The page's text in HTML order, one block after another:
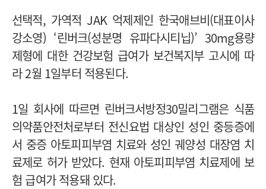
선택적, 가역적 JAK 억제제인 한국애브비(대표이사
강소영) ‘린버크(성분명 유파다시티닙)’ 30mg용량
제형에 대한 건강보험 급여가 보건복지부 고시에 따
라 2월 1일부터 적용된다.
1일 회사에 따르면 린버크서방정30밀리그램은 식품
의약품안전처로부터 전신요법 대상인 성인 중등증에
서 중증 아토피피부염 치료와 성인 궤양성 대장염 치
료제로 허가 받았다. 현재 아토피피부염 치료제에 보
험 급여가 적용돼 있다.